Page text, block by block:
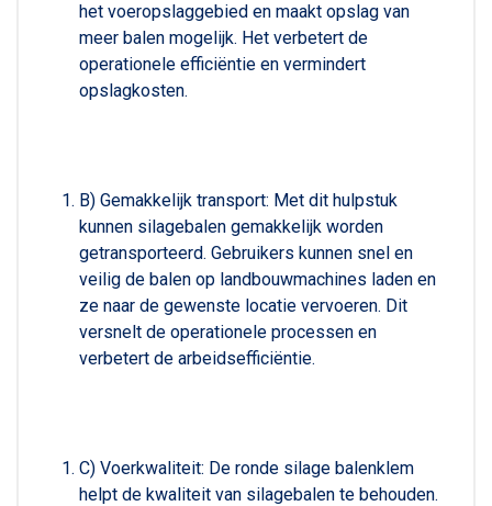
het voeropslaggebied en maakt opslag van
meer balen mogelijk. Het verbetert de
operationele efficiëntie en vermindert
opslagkosten.
B) Gemakkelijk transport: Met dit hulpstuk
kunnen silagebalen gemakkelijk worden
getransporteerd. Gebruikers kunnen snel en
veilig de balen op landbouwmachines laden en
ze naar de gewenste locatie vervoeren. Dit
versnelt de operationele processen en
verbetert de arbeidsefficiëntie.
C) Voerkwaliteit: De ronde silage balenklem
helpt de kwaliteit van silagebalen te behouden.